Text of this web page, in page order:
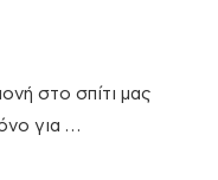
στο σπίτι μας
για …